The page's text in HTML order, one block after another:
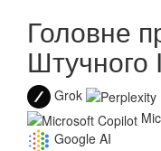
Головне
Штучного
Grok
Google AI